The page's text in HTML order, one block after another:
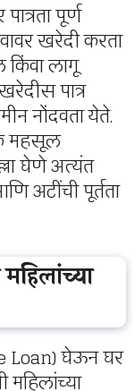
पूर्ण
खरेदी करता
लागू
पात्र
नोंदवता येते.
महसूल
घेणे अत्यंत
अटींची पूर्तता
घेऊन घर
महिलांच्या